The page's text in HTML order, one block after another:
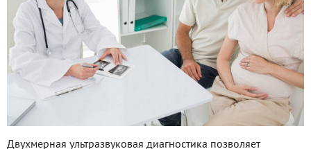
Двухмерная ультразвуковая диагностика позволяет